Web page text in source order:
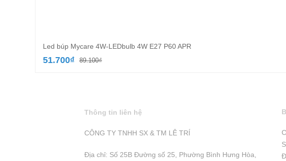
Led búp Mycare 4W-LEDbulb 4W E27 P60 APR
89.100₫Giá
51.700₫
Giá
Thông tin liên hệ
CÔNG TY TNHH SX & TM LÊ TRÍ
Địa chỉ: Số 25B Đường số 25, Phường Bình Hưng Hòa,